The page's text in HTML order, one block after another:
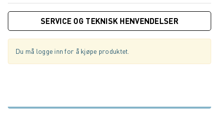
SERVICE OG TEKNISK HENVENDELSER
Du må logge inn for å kjøpe produktet.